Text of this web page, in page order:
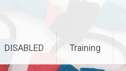
DISABLED Training